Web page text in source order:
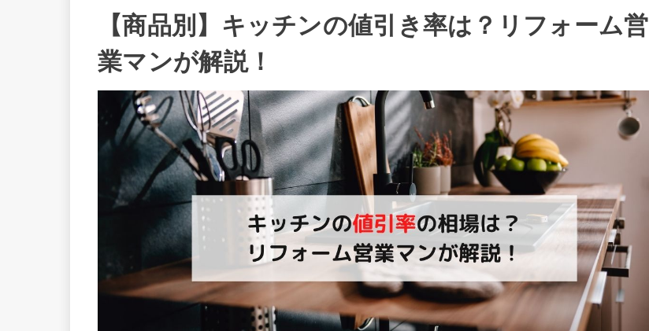
【商品別】キッチンの値引き率は？リフォーム営
業マンが解説！